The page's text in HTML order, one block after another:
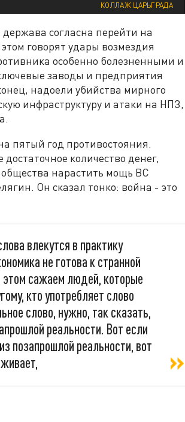
КОЛЛАЖ ЦАРЬГРАДА
согласна перейти на
говорят удары возмездия
особенно болезненными и
заводы и предприятия
надоели убийства мирного
инфраструктуру и атаки на НПЗ,
пятый год противостояния.
количество денег,
нарастить мощь ВС
Он сказал тонко: война - это
влекутся в практику
не готова к странной
этом сажаем людей, которые
кто употребляет слово
слово, нужно, так сказать,
реальности. Вот если
позапрошлой реальности, вот